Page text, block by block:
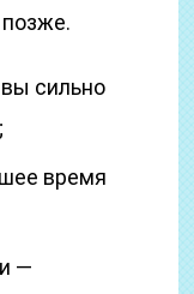
сильно
время
—